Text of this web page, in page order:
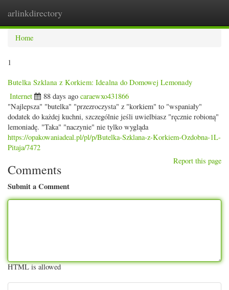
arlinkdirectory
Home
1
Butelka Szklana z Korkiem: Idealna do Domowej Lemonady
Internet 88 days ago caraewxo431866
"Najlepsza" "butelka" "przezroczysta" z "korkiem" to "wspaniały"
dodatek do każdej kuchni, szczególnie jeśli uwielbiasz "ręcznie robioną"
lemoniadę. "Taka" "naczynie" nie tylko wygląda
https://opakowaniadeal.pl/pl/p/Butelka-Szklana-z-Korkiem-Ozdobna-1L-
Pitaja/7472
Report this page
Comments
Submit a Comment
HTML is allowed